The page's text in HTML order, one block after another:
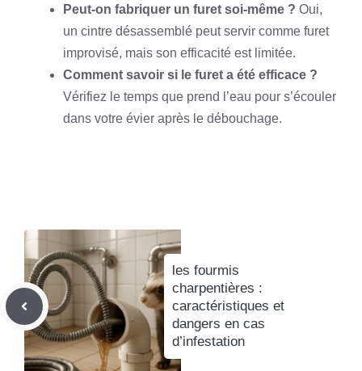
Peut-on fabriquer un furet soi-même ? Oui,
un cintre désassemblé peut servir comme furet
improvisé, mais son efficacité est limitée.
Comment savoir si le furet a été efficace ?
Vérifiez le temps que prend l’eau pour s’écouler
dans votre évier après le débouchage.
les fourmis
charpentières :
caractéristiques et
dangers en cas
d’infestation